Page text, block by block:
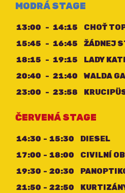
MODRÁ STAGE
13:00 - 14:15
CHOŤ
15:45 - 16:45
ŽÁDNEJ
18:15 - 19:15
LADY
20:40 - 21:40
WALDA
23:00 - 23:58
ČERVENÁ STAGE
14:30 - 15:30
DIESEL
17:00 - 18:00
CIVILNÍ
19:30 - 20:30
21:50 - 22:50